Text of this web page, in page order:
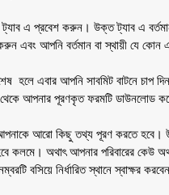
ট্যাব এ প্রবেশ করুন। উক্ত ট্যাব এ
এবং আপনি বর্তমান বা স্থায়ী যে কোন
হলে এবার আপনি সাবমিট বাটনে চাপ
আপনার পূরণকৃত ফরমটি ডাউনলোড করে
আপনাকে আরো কিছু তথ্য পূরণ করতে
কলমে। অথাৎ আপনার পরিবারের
বসিয়ে নির্ধারিত স্থানে স্বাক্ষর